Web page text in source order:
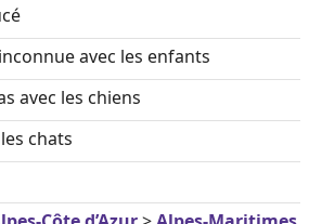
avec les enfants
avec les chiens
chats